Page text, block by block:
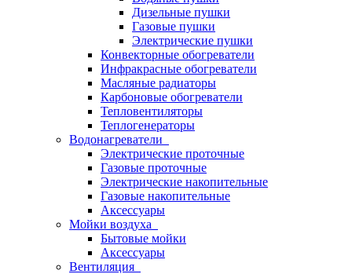
Дизельные пушки
Газовые пушки
Электрические пушки
Конвекторные обогреватели
Инфракрасные обогреватели
Масляные радиаторы
Карбоновые обогреватели
Тепловентиляторы
Теплогенераторы
Водонагреватели
Электрические проточные
Газовые проточные
Электрические накопительные
Газовые накопительные
Аксессуары
Мойки воздуха
Бытовые мойки
Аксессуары
Вентиляция